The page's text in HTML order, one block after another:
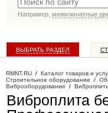
Например, межкомнатные
ВЫБРАТЬ РАЗДЕЛ
RMNT.RU / Каталог товаров и
Строительное оборудование /
Виброоборудование /
Виброплита